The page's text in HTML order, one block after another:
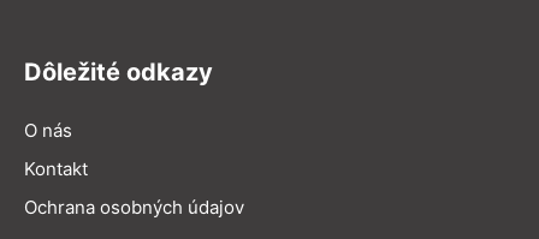
Dôležité odkazy
O nás
Kontakt
Ochrana osobných údajov